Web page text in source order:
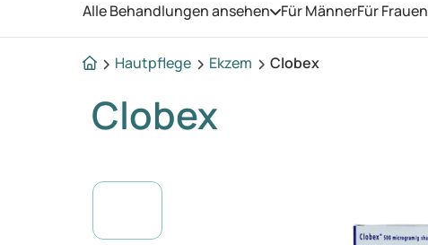
Alle Behandlungen ansehen Öffnen Sie das Menü
Für MännerFür Frauen
Hautpflege Ekzem Clobex
Clobex